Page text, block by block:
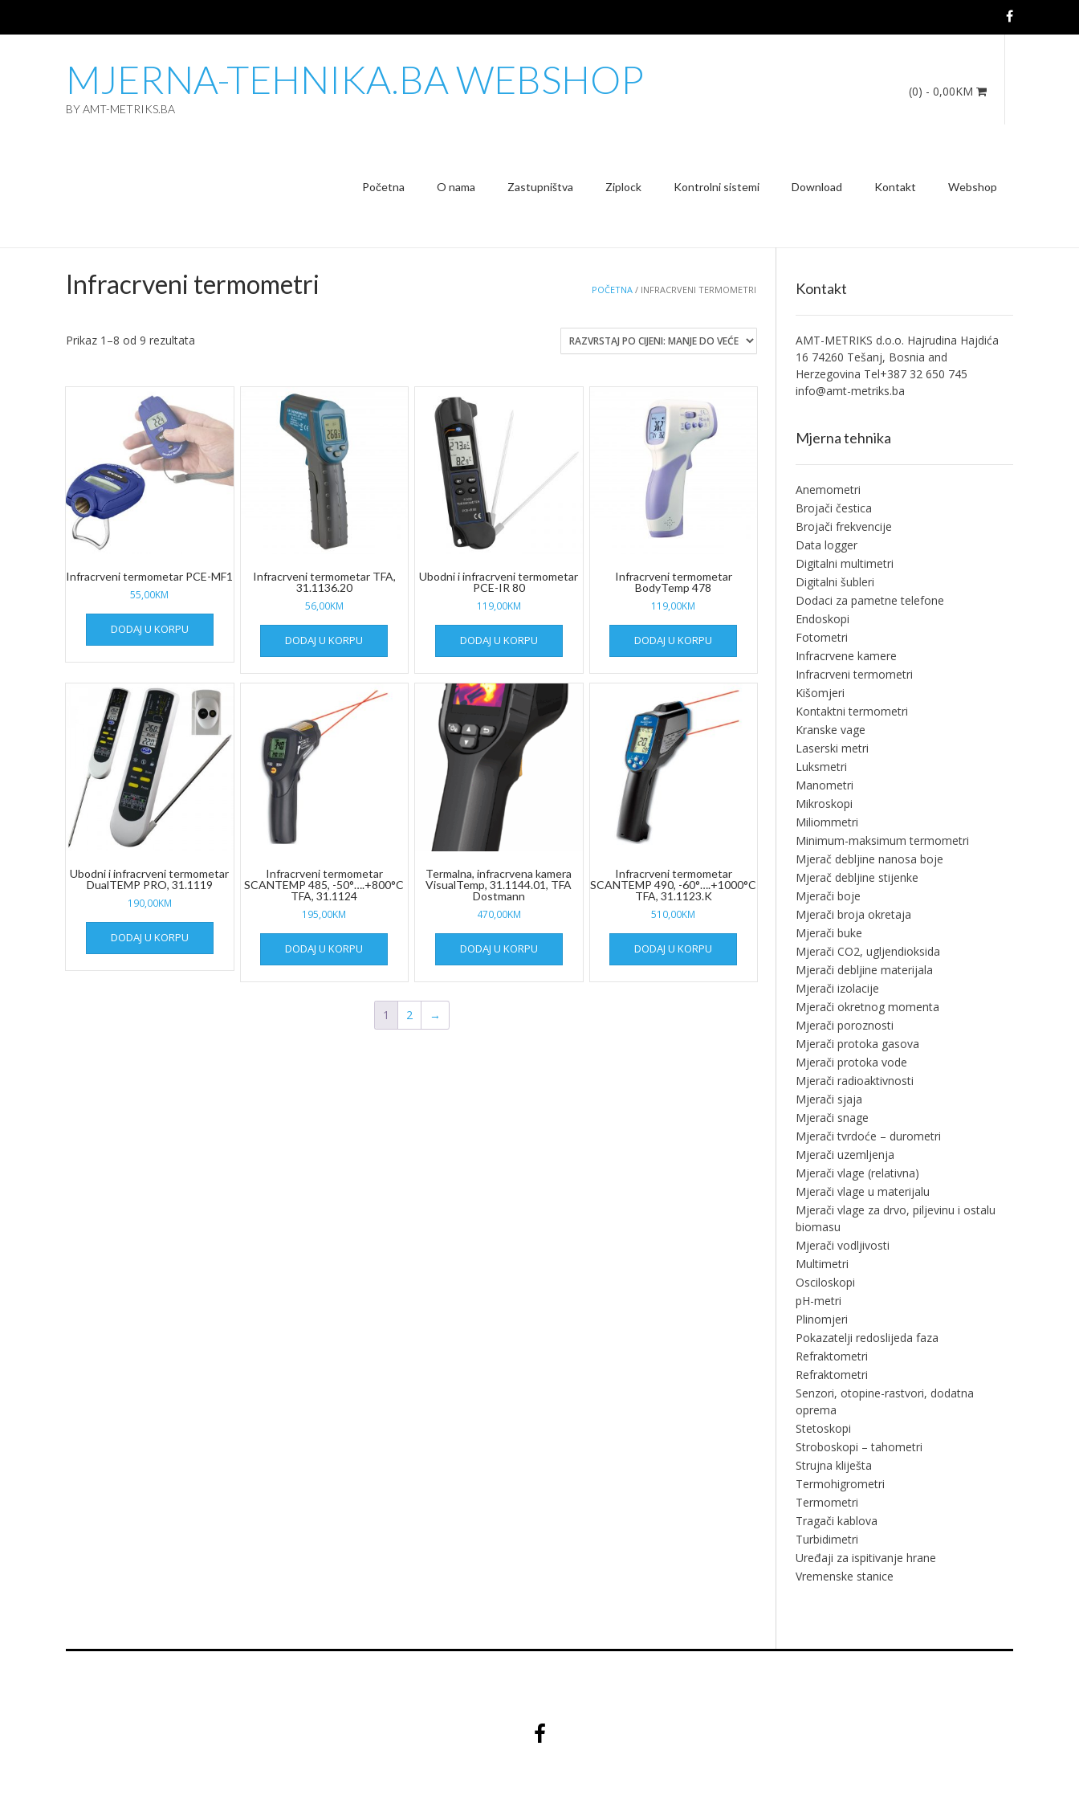
MJERNA-TEHNIKA.BA WEBSHOP
BY AMT-METRIKS.BA
(0) - 0,00KM
Početna O nama Zastupništva Ziplock Kontrolni sistemi Download Kontakt Webshop
POČETNA / INFRACRVENI TERMOMETRI
Infracrveni termometri
Prikaz 1–8 od 9 rezultata
low
high
Infracrveni termometar PCE-MF1
55,00KM
DODAJ U KORPU
Infracrveni termometar TFA,
31.1136.20
56,00KM
DODAJ U KORPU
Ubodni i infracrveni termometar
PCE-IR 80
119,00KM
DODAJ U KORPU
Infracrveni termometar
BodyTemp 478
119,00KM
DODAJ U KORPU
Ubodni i infracrveni termometar
DualTEMP PRO, 31.1119
190,00KM
DODAJ U KORPU
Infracrveni termometar
SCANTEMP 485, -50°….+800°C
TFA, 31.1124
195,00KM
DODAJ U KORPU
Termalna, infracrvena kamera
VisualTemp, 31.1144.01, TFA
Dostmann
470,00KM
DODAJ U KORPU
Infracrveni termometar
SCANTEMP 490, -60°….+1000°C
TFA, 31.1123.K
510,00KM
DODAJ U KORPU
1 2 →
Kontakt
AMT-METRIKS d.o.o. Hajrudina Hajdića
16 74260 Tešanj, Bosnia and
Herzegovina Tel+387 32 650 745
info@amt-metriks.ba
Mjerna tehnika
Anemometri
Brojači čestica
Brojači frekvencije
Data logger
Digitalni multimetri
Digitalni šubleri
Dodaci za pametne telefone
Endoskopi
Fotometri
Infracrvene kamere
Infracrveni termometri
Kišomjeri
Kontaktni termometri
Kranske vage
Laserski metri
Luksmetri
Manometri
Mikroskopi
Miliommetri
Minimum-maksimum termometri
Mjerač debljine nanosa boje
Mjerač debljine stijenke
Mjerači boje
Mjerači broja okretaja
Mjerači buke
Mjerači CO2, ugljendioksida
Mjerači debljine materijala
Mjerači izolacije
Mjerači okretnog momenta
Mjerači poroznosti
Mjerači protoka gasova
Mjerači protoka vode
Mjerači radioaktivnosti
Mjerači sjaja
Mjerači snage
Mjerači tvrdoće – durometri
Mjerači uzemljenja
Mjerači vlage (relativna)
Mjerači vlage u materijalu
Mjerači vlage za drvo, piljevinu i ostalu
biomasu
Mjerači vodljivosti
Multimetri
Osciloskopi
pH-metri
Plinomjeri
Pokazatelji redoslijeda faza
Refraktometri
Refraktometri
Senzori, otopine-rastvori, dodatna
oprema
Stetoskopi
Stroboskopi – tahometri
Strujna kliješta
Termohigrometri
Termometri
Tragači kablova
Turbidimetri
Uređaji za ispitivanje hrane
Vremenske stanice